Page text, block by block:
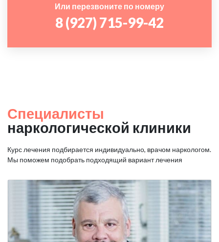
Или перезвоните по номеру
8 (927) 715-99-42
Специалисты
наркологической клиники
Курс лечения подбирается индивидуально, врачом наркологом.
Мы поможем подобрать подходящий вариант лечения